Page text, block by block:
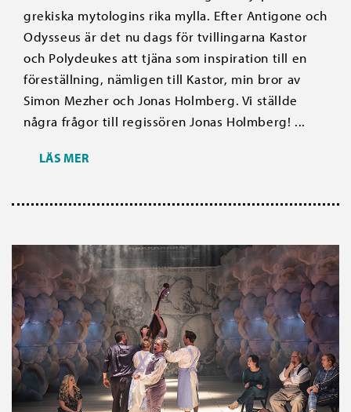
grekiska mytologins rika mylla. Efter Antigone och
Odysseus är det nu dags för tvillingarna Kastor
och Polydeukes att tjäna som inspiration till en
föreställning, nämligen till Kastor, min bror av
Simon Mezher och Jonas Holmberg. Vi ställde
några frågor till regissören Jonas Holmberg! ...
LÄS MER